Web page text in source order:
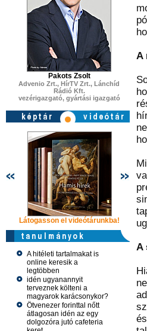
Pakots Zsolt
Advenio Zrt., HírTV Zrt., Lánchíd
Rádió Kft.
vezérigazgató, gyártási igazgató
Látogasson el videótárunkba!
A hitéleti tartalmakat is
online keresik a
legtöbben
idén ugyanannyit
terveznek költeni a
magyarok karácsonykor?
Ötvenezer forinttal nőtt
átlagosan idén az egy
dolgozóra jutó cafeteria
A
A